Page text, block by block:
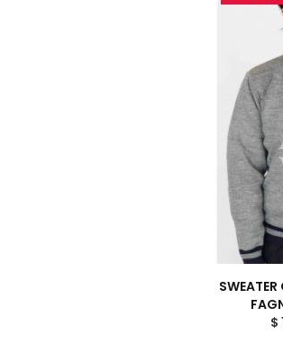
$